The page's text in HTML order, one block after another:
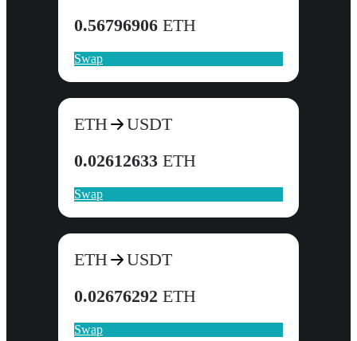
0.56796906 ETH
Swap
ETH
USDT
0.02612633 ETH
Swap
ETH
USDT
0.02676292 ETH
Swap